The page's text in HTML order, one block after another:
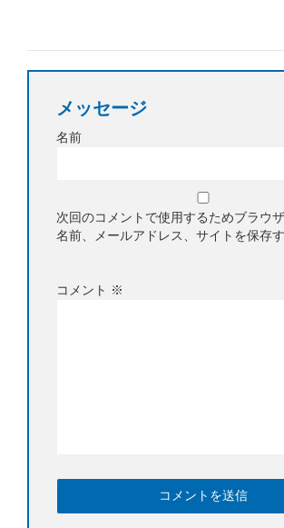
メッセージ
名前
次回のコメントで使用するためブラウ
名前、メールアドレス、サイトを保存す
コメント ※